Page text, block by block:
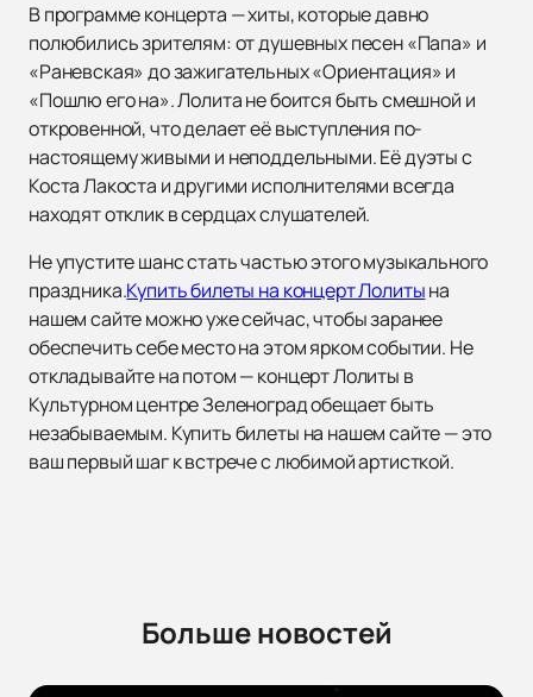
В программе концерта — хиты, которые давно
полюбились зрителям: от душевных песен «Папа» и
«Раневская» до зажигательных «Ориентация» и
«Пошлю его на». Лолита не боится быть смешной и
откровенной, что делает её выступления по-
настоящему живыми и неподдельными. Её дуэты с
Коста Лакоста и другими исполнителями всегда
находят отклик в сердцах слушателей.
Не упустите шанс стать частью этого музыкального
праздника.Купить билеты на концерт Лолитына
нашем сайте можно уже сейчас, чтобы заранее
обеспечить себе место на этом ярком событии. Не
откладывайте на потом — концерт Лолиты в
Культурном центре Зеленоград обещает быть
незабываемым. Купить билеты на нашем сайте — это
ваш первый шаг к встрече с любимой артисткой.
Больше новостей